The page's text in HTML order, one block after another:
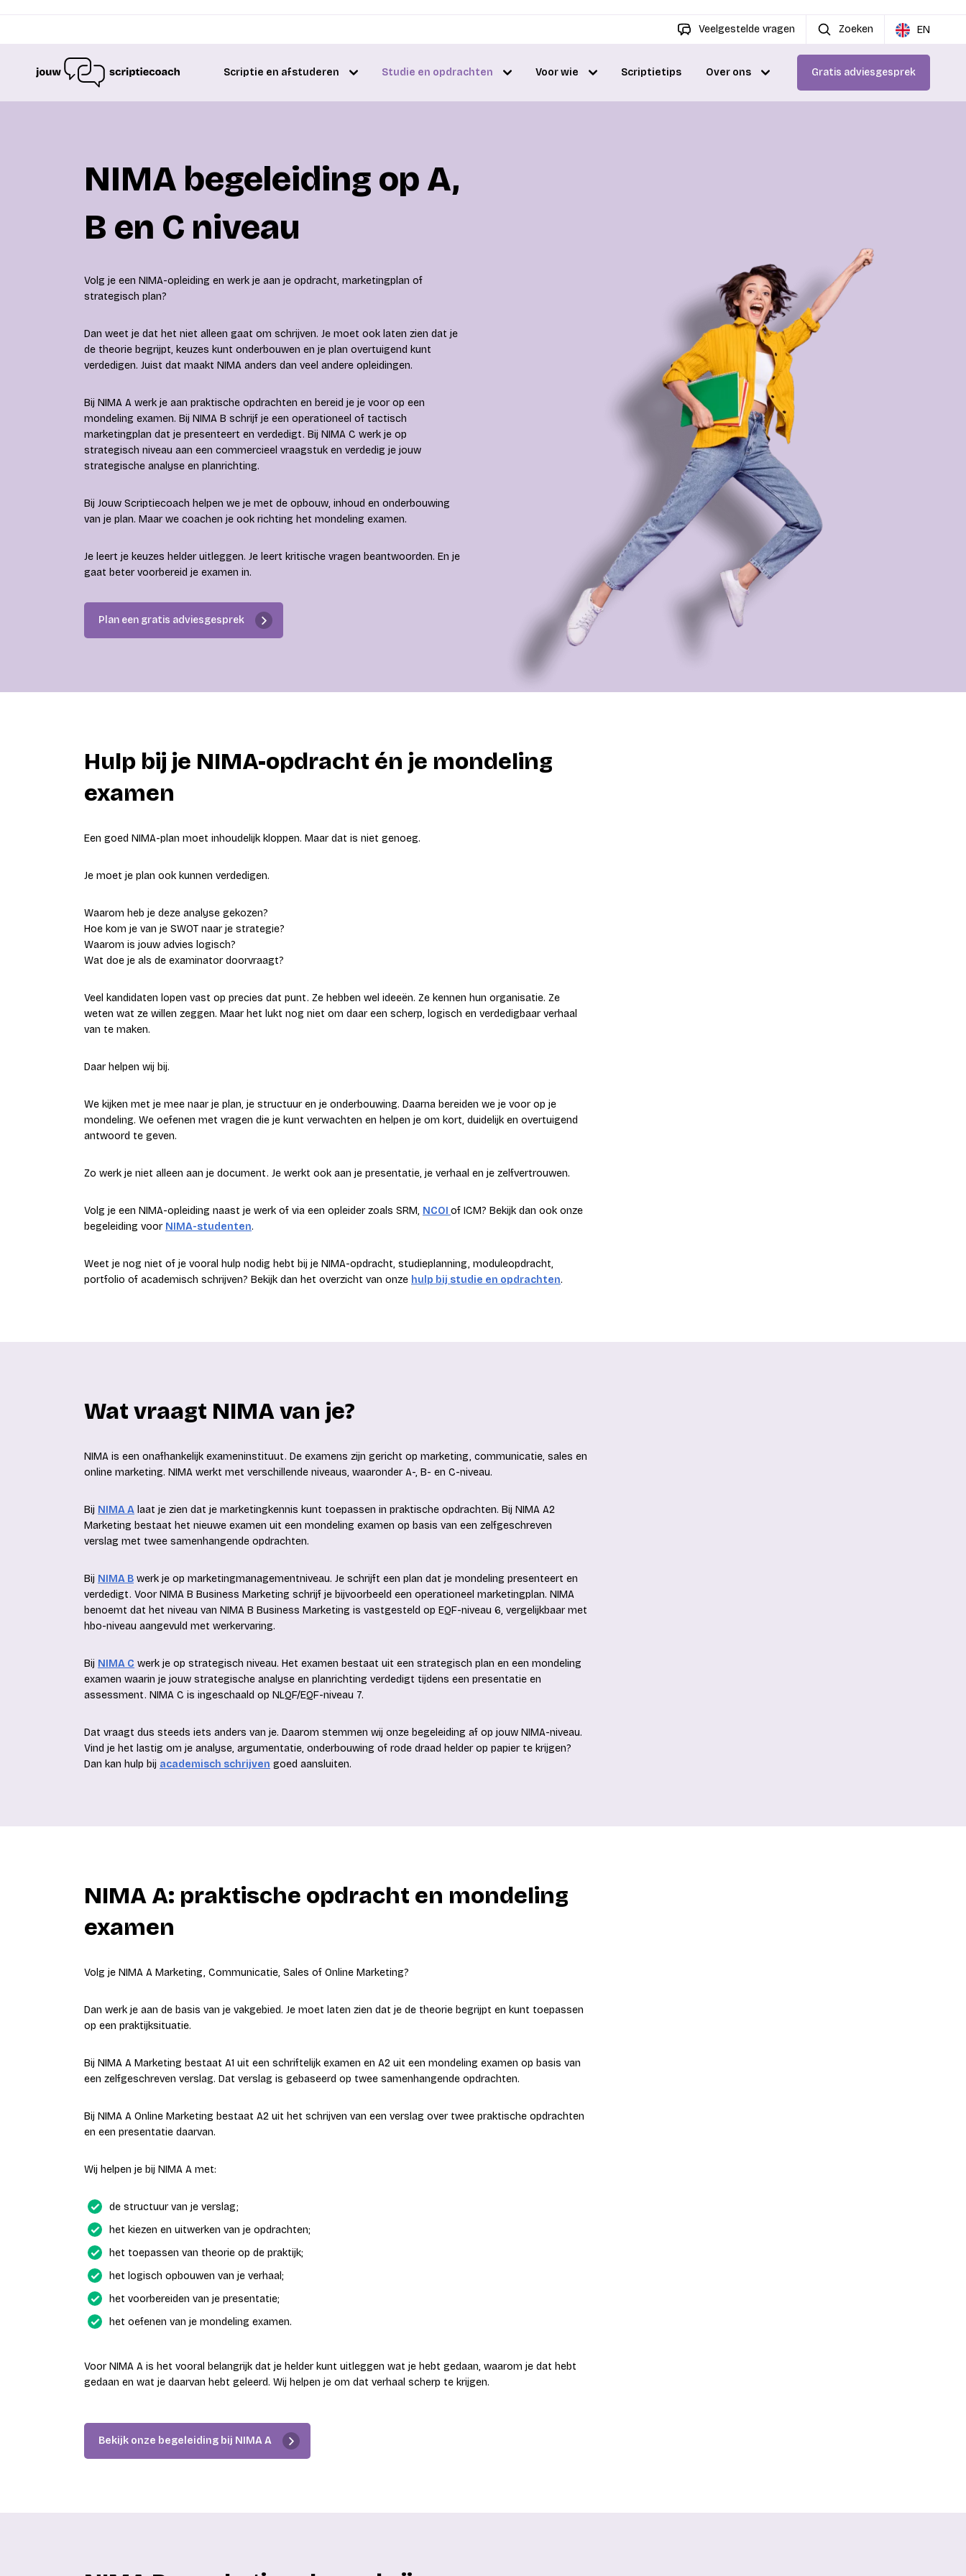
Veelgestelde vragen Zoeken EN
Scriptie en afstuderen Studie en opdrachten Voor wie Scriptietips Over ons Gratis adviesgesprek
NIMA begeleiding op A,
B en C niveau
Volg je een NIMA-opleiding en werk je aan je opdracht, marketingplan of
strategisch plan?
Dan weet je dat het niet alleen gaat om schrijven. Je moet ook laten zien dat je
de theorie begrijpt, keuzes kunt onderbouwen en je plan overtuigend kunt
verdedigen. Juist dat maakt NIMA anders dan veel andere opleidingen.
Bij NIMA A werk je aan praktische opdrachten en bereid je je voor op een
mondeling examen. Bij NIMA B schrijf je een operationeel of tactisch
marketingplan dat je presenteert en verdedigt. Bij NIMA C werk je op
strategisch niveau aan een commercieel vraagstuk en verdedig je jouw
strategische analyse en planrichting.
Bij Jouw Scriptiecoach helpen we je met de opbouw, inhoud en onderbouwing
van je plan. Maar we coachen je ook richting het mondeling examen.
Je leert je keuzes helder uitleggen. Je leert kritische vragen beantwoorden. En je
gaat beter voorbereid je examen in.
Plan een gratis adviesgesprek
Hulp bij je NIMA-opdracht én je mondeling
examen
Een goed NIMA-plan moet inhoudelijk kloppen. Maar dat is niet genoeg.
Je moet je plan ook kunnen verdedigen.
Waarom heb je deze analyse gekozen?
Hoe kom je van je SWOT naar je strategie?
Waarom is jouw advies logisch?
Wat doe je als de examinator doorvraagt?
Veel kandidaten lopen vast op precies dat punt. Ze hebben wel ideeën. Ze kennen hun organisatie. Ze
weten wat ze willen zeggen. Maar het lukt nog niet om daar een scherp, logisch en verdedigbaar verhaal
van te maken.
Daar helpen wij bij.
We kijken met je mee naar je plan, je structuur en je onderbouwing. Daarna bereiden we je voor op je
mondeling. We oefenen met vragen die je kunt verwachten en helpen je om kort, duidelijk en overtuigend
antwoord te geven.
Zo werk je niet alleen aan je document. Je werkt ook aan je presentatie, je verhaal en je zelfvertrouwen.
Volg je een NIMA-opleiding naast je werk of via een opleider zoals SRM, NCOI of ICM? Bekijk dan ook onze
begeleiding voor NIMA-studenten.
Weet je nog niet of je vooral hulp nodig hebt bij je NIMA-opdracht, studieplanning, moduleopdracht,
portfolio of academisch schrijven? Bekijk dan het overzicht van onze hulp bij studie en opdrachten.
Wat vraagt NIMA van je?
NIMA is een onafhankelijk exameninstituut. De examens zijn gericht op marketing, communicatie, sales en
online marketing. NIMA werkt met verschillende niveaus, waaronder A-, B- en C-niveau.
Bij NIMA A laat je zien dat je marketingkennis kunt toepassen in praktische opdrachten. Bij NIMA A2
Marketing bestaat het nieuwe examen uit een mondeling examen op basis van een zelfgeschreven
verslag met twee samenhangende opdrachten.
Bij NIMA B werk je op marketingmanagementniveau. Je schrijft een plan dat je mondeling presenteert en
verdedigt. Voor NIMA B Business Marketing schrijf je bijvoorbeeld een operationeel marketingplan. NIMA
benoemt dat het niveau van NIMA B Business Marketing is vastgesteld op EQF-niveau 6, vergelijkbaar met
hbo-niveau aangevuld met werkervaring.
Bij NIMA C werk je op strategisch niveau. Het examen bestaat uit een strategisch plan en een mondeling
examen waarin je jouw strategische analyse en planrichting verdedigt tijdens een presentatie en
assessment. NIMA C is ingeschaald op NLQF/EQF-niveau 7.
Dat vraagt dus steeds iets anders van je. Daarom stemmen wij onze begeleiding af op jouw NIMA-niveau.
Vind je het lastig om je analyse, argumentatie, onderbouwing of rode draad helder op papier te krijgen?
Dan kan hulp bij academisch schrijven goed aansluiten.
NIMA A: praktische opdracht en mondeling
examen
Volg je NIMA A Marketing, Communicatie, Sales of Online Marketing?
Dan werk je aan de basis van je vakgebied. Je moet laten zien dat je de theorie begrijpt en kunt toepassen
op een praktijksituatie.
Bij NIMA A Marketing bestaat A1 uit een schriftelijk examen en A2 uit een mondeling examen op basis van
een zelfgeschreven verslag. Dat verslag is gebaseerd op twee samenhangende opdrachten.
Bij NIMA A Online Marketing bestaat A2 uit het schrijven van een verslag over twee praktische opdrachten
en een presentatie daarvan.
Wij helpen je bij NIMA A met:
de structuur van je verslag;
het kiezen en uitwerken van je opdrachten;
het toepassen van theorie op de praktijk;
het logisch opbouwen van je verhaal;
het voorbereiden van je presentatie;
het oefenen van je mondeling examen.
Voor NIMA A is het vooral belangrijk dat je helder kunt uitleggen wat je hebt gedaan, waarom je dat hebt
gedaan en wat je daarvan hebt geleerd. Wij helpen je om dat verhaal scherp te krijgen.
Bekijk onze begeleiding bij NIMA A